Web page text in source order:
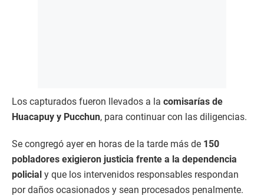
Los capturados fueron llevados a la comisarías de
Huacapuy y Pucchun, para continuar con las diligencias.
Se congregó ayer en horas de la tarde más de 150
pobladores exigieron justicia frente a la dependencia
policial y que los intervenidos responsables respondan
por daños ocasionados y sean procesados penalmente.